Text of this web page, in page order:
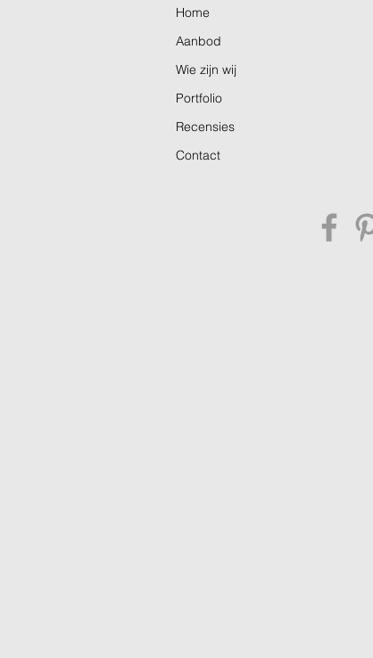
Home
Aanbod
Wie zijn wij
Portfolio
Recensies
Contact